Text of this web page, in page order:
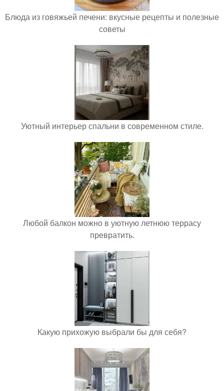
Блюда из говяжьей печени: вкусные рецепты и полезные
советы
Уютный интерьер спальни в современном стиле.
Любой балкон можно в уютную летнюю террасу
превратить.
Какую прихожую выбрали бы для себя?